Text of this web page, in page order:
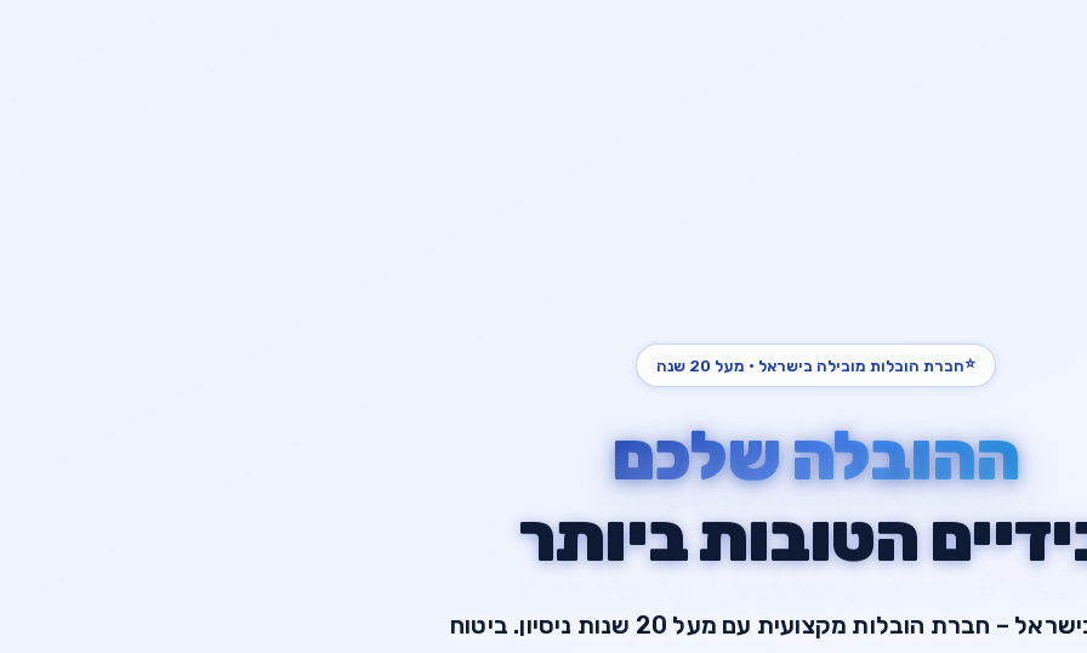
⭐חברת הובלות מובילה בישראל · מעל 20 שנה
ההובלה שלכם
הטובות ביותר
מובילים בישראל – חברת הובלות מקצועית עם מעל 20 שנות ניסיון. ביטוח